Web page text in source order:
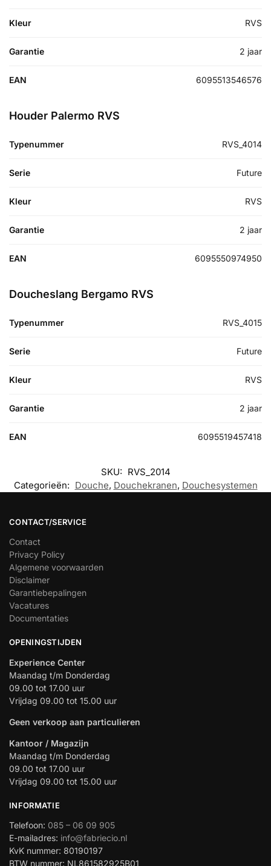
Kleur RVS
Garantie 2 jaar
EAN 6095513546576
Houder Palermo RVS
Typenummer RVS_4014
Serie Future
Kleur RVS
Garantie 2 jaar
EAN 6095550974950
Doucheslang Bergamo RVS
Typenummer RVS_4015
Serie Future
Kleur RVS
Garantie 2 jaar
EAN 6095519457418
SKU: RVS_2014
Categorieën: Douche, Douchekranen, Douchesystemen
CONTACT/SERVICE
Contact
Privacy Policy
Algemene voorwaarden
Disclaimer
Garantiebepalingen
Vacatures
Documentaties
OPENINGSTIJDEN
Experience Center
Maandag t/m Donderdag
09.00 tot 17.00 uur
Vrijdag 09.00 tot 15.00 uur
Geen verkoop aan particulieren
Kantoor / Magazijn
Maandag t/m Donderdag
09.00 tot 17.00 uur
Vrijdag 09.00 tot 15.00 uur
INFORMATIE
Telefoon: 085 – 06 09 905
E-mailadres: info@fabriecio.nl
KvK nummer: 80190197
BTW nummer: NL861582925B01